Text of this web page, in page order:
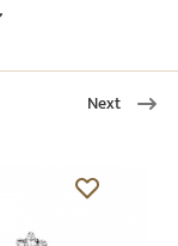
Next